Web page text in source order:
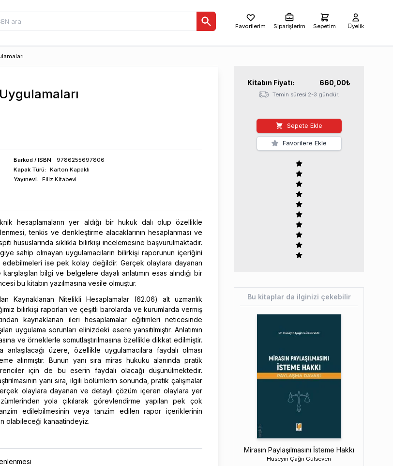
Favorilerim Siparişlerim Sepetim Üyelik
Barkod / ISBN:
9786255697806
Kapak Türü:
Karton Kapaklı
Yayınevi:
Filiz Kitabevi
hesaplamaların yer aldığı bir hukuk dalı olup özellikle
tenkis ve denkleştirme alacaklarının hesaplanması ve
hususlarında sıklıkla bilirkişi incelemesine başvurulmaktadır.
sahip olmayan uygulamacıların bilirkişi raporunun içeriğini
ise pek kolay değildir. Gerçek olaylara dayanan
bilgi ve belgelere dayalı anlatımın esas alındığı bir
bu kitabın yazılmasına vesile olmuştur.
Kaynaklanan Nitelikli Hesaplamalar (62.06) alt uzmanlık
bilirkişi raporları ve çeşitli barolarda ve kurumlarda vermiş
kaynaklanan ileri hesaplamalar eğitimleri neticesinde
uygulama sorunları elinizdeki esere yansıtılmıştır. Anlatımın
ve örneklerle somutlaştırılmasına özellikle dikkat edilmiştir.
anlaşılacağı üzere, özellikle uygulamacılara faydalı olması
alınmıştır. Bunun yanı sıra miras hukuku alanında pratik
için de bu eserin faydalı olacağı düşünülmektedir.
yanı sıra, ilgili bölümlerin sonunda, pratik çalışmalar
olaylara dayanan ve detaylı çözüm içeren olaylara yer
yola çıkılarak görevlendirme yapılan pek çok
edilebilmesinin veya tanzim edilen rapor içeriklerinin
olabileceği kanaatindeyiz.
Kitabın Fiyatı: 660,00₺
Temin süresi 2-3 gündür.
Sepete Ekle
Favorilere Ekle
Bu kitaplar da ilginizi çekebilir
Mirasın Paylaşılmasını İsteme Hakkı
Hüseyin Çağrı Gülseven